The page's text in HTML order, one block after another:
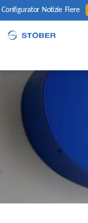
Configurator Notizie Fiere